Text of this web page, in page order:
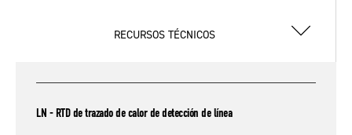
RECURSOS TÉCNICOS
LN - RTD de trazado de calor de detección de línea